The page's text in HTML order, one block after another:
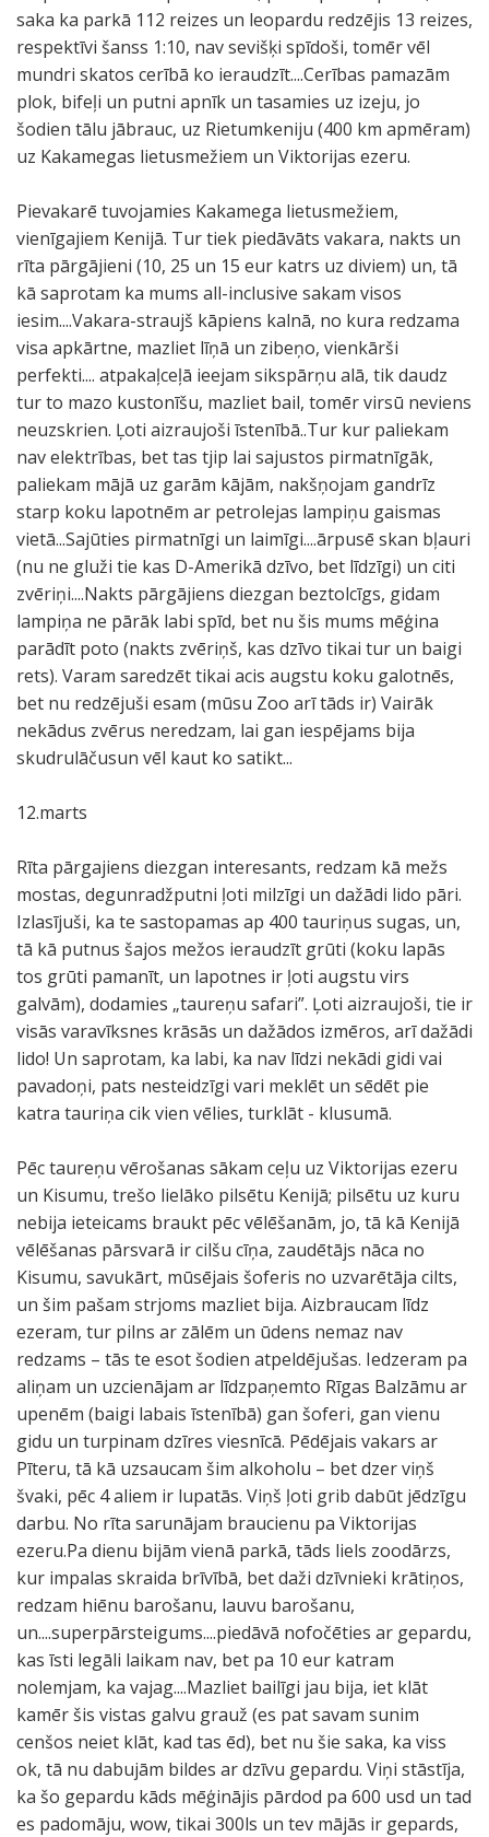
saka ka parkā 112 reizes un leopardu redzējis 13 reizes,
respektīvi šanss 1:10, nav sevišķi spīdoši, tomēr vēl
mundri skatos cerībā ko ieraudzīt....Cerības pamazām
plok, bifeļi un putni apnīk un tasamies uz izeju, jo
šodien tālu jābrauc, uz Rietumkeniju (400 km apmēram)
uz Kakamegas lietusmežiem un Viktorijas ezeru.
Pievakarē tuvojamies Kakamega lietusmežiem,
vienīgajiem Kenijā. Tur tiek piedāvāts vakara, nakts un
rīta pārgājieni (10, 25 un 15 eur katrs uz diviem) un, tā
kā saprotam ka mums all-inclusive sakam visos
iesim....Vakara-straujš kāpiens kalnā, no kura redzama
visa apkārtne, mazliet līņā un zibeņo, vienkārši
perfekti.... atpakaļceļā ieejam sikspārņu alā, tik daudz
tur to mazo kustonīšu, mazliet bail, tomēr virsū neviens
neuzskrien. Ļoti aizraujoši īstenībā..Tur kur paliekam
nav elektrības, bet tas tjip lai sajustos pirmatnīgāk,
paliekam mājā uz garām kājām, nakšņojam gandrīz
starp koku lapotnēm ar petrolejas lampiņu gaismas
vietā...Sajūties pirmatnīgi un laimīgi....ārpusē skan bļauri
(nu ne gluži tie kas D-Amerikā dzīvo, bet līdzīgi) un citi
zvēriņi....Nakts pārgājiens diezgan beztolcīgs, gidam
lampiņa ne pārāk labi spīd, bet nu šis mums mēģina
parādīt poto (nakts zvēriņš, kas dzīvo tikai tur un baigi
rets). Varam saredzēt tikai acis augstu koku galotnēs,
bet nu redzējuši esam (mūsu Zoo arī tāds ir) Vairāk
nekādus zvērus neredzam, lai gan iespējams bija
skudrulāčusun vēl kaut ko satikt...
12.marts
Rīta pārgajiens diezgan interesants, redzam kā mežs
mostas, degunradžputni ļoti milzīgi un dažādi lido pāri.
Izlasījuši, ka te sastopamas ap 400 tauriņus sugas, un,
tā kā putnus šajos mežos ieraudzīt grūti (koku lapās
tos grūti pamanīt, un lapotnes ir ļoti augstu virs
galvām), dodamies „taureņu safari”. Ļoti aizraujoši, tie ir
visās varavīksnes krāsās un dažādos izmēros, arī dažādi
lido! Un saprotam, ka labi, ka nav līdzi nekādi gidi vai
pavadoņi, pats nesteidzīgi vari meklēt un sēdēt pie
katra tauriņa cik vien vēlies, turklāt - klusumā.
Pēc taureņu vērošanas sākam ceļu uz Viktorijas ezeru
un Kisumu, trešo lielāko pilsētu Kenijā; pilsētu uz kuru
nebija ieteicams braukt pēc vēlēšanām, jo, tā kā Kenijā
vēlēšanas pārsvarā ir cilšu cīņa, zaudētājs nāca no
Kisumu, savukārt, mūsējais šoferis no uzvarētāja cilts,
un šim pašam strjoms mazliet bija. Aizbraucam līdz
ezeram, tur pilns ar zālēm un ūdens nemaz nav
redzams – tās te esot šodien atpeldējušas. Iedzeram pa
aliņam un uzcienājam ar līdzpaņemto Rīgas Balzāmu ar
upenēm (baigi labais īstenībā) gan šoferi, gan vienu
gidu un turpinam dzīres viesnīcā. Pēdējais vakars ar
Pīteru, tā kā uzsaucam šim alkoholu – bet dzer viņš
švaki, pēc 4 aliem ir lupatās. Viņš ļoti grib dabūt jēdzīgu
darbu. No rīta sarunājam braucienu pa Viktorijas
ezeru.Pa dienu bijām vienā parkā, tāds liels zoodārzs,
kur impalas skraida brīvībā, bet daži dzīvnieki krātiņos,
redzam hiēnu barošanu, lauvu barošanu,
un....superpārsteigums....piedāvā nofočēties ar gepardu,
kas īsti legāli laikam nav, bet pa 10 eur katram
nolemjam, ka vajag....Mazliet bailīgi jau bija, iet klāt
kamēr šis vistas galvu grauž (es pat savam sunim
cenšos neiet klāt, kad tas ēd), bet nu šie saka, ka viss
ok, tā nu dabujām bildes ar dzīvu gepardu. Viņi stāstīja,
ka šo gepardu kāds mēģinājis pārdod pa 600 usd un tad
es padomāju, wow, tikai 300ls un tev mājās ir gepards,